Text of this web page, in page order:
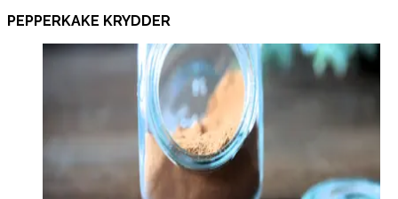
PEPPERKAKE KRYDDER